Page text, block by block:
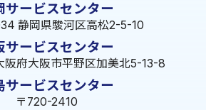
サービスセンター
静岡県駿河区高松2-5-10
サービスセンター
阪府大阪市平野区加美北5-13-8
サービスセンター
〒720-2410